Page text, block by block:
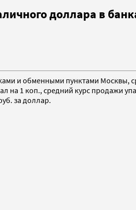
доллара в
и обменными пунктами Москвы,
на 1 коп., средний курс продажи
за доллар.